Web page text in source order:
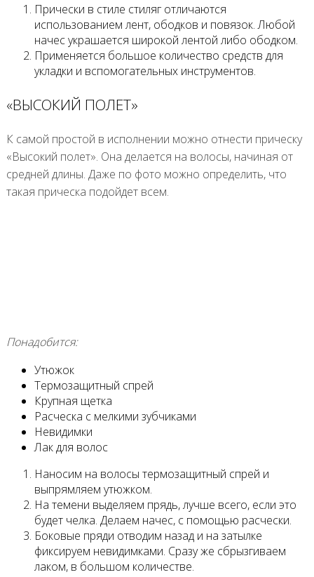
Прически в стиле стиляг отличаются
использованием лент, ободков и повязок. Любой
начес украшается широкой лентой либо ободком.
Применяется большое количество средств для
укладки и вспомогательных инструментов.
«ВЫСОКИЙ ПОЛЕТ»
К самой простой в исполнении можно отнести прическу
«Высокий полет». Она делается на волосы, начиная от
средней длины. Даже по фото можно определить, что
такая прическа подойдет всем.
Понадобится:
Утюжок
Термозащитный спрей
Крупная щетка
Расческа с мелкими зубчиками
Невидимки
Лак для волос
Наносим на волосы термозащитный спрей и
выпрямляем утюжком.
На темени выделяем прядь, лучше всего, если это
будет челка. Делаем начес, с помощью расчески.
Боковые пряди отводим назад и на затылке
фиксируем невидимками. Сразу же сбрызгиваем
лаком, в большом количестве.